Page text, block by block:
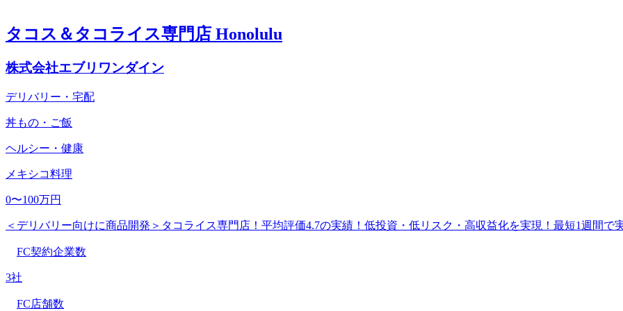
タコス＆タコライス専門店 Honolulu
株式会社エブリワンダイン
デリバリー・宅配
丼もの・ご飯
ヘルシー・健康
メキシコ料理
0〜100万円
＜デリバリー向けに商品開発＞タコライス専門店！平均評価4.7の実績！低投資・低リスク・高収益化を実現！最短1週間で
FC契約企業数
3社
FC店舗数